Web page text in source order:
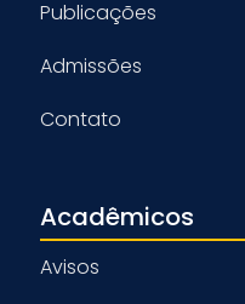
Publicações
Admissões
Contato
Acadêmicos
Avisos